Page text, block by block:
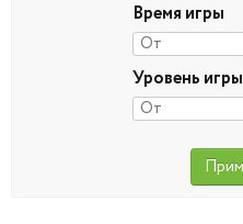
Время игры
Уровень игры